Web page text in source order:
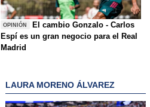
OPINIÓN
El cambio Gonzalo - Carlos
Espí es un gran negocio para el Real
Madrid
LAURA MORENO ÁLVAREZ